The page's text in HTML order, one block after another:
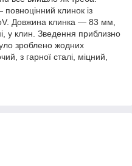
клинок із
Довжина клинка — 83 мм,
клин. Зведення приблизно
зроблено жодних
з гарної сталі, міцний,